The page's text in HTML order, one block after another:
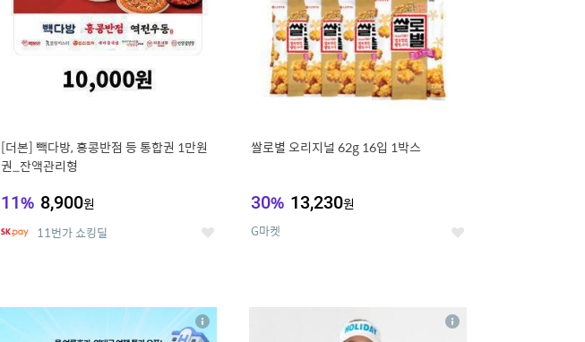
[더본] 빽다방, 홍콩반점 등 통합권 1만원
권_잔액관리형
11% 8,900원
11번가 쇼킹딜 좋
쌀로별 오리지널 62g 16입 1박스
30% 13,230원
G마켓 좋
7
상 상